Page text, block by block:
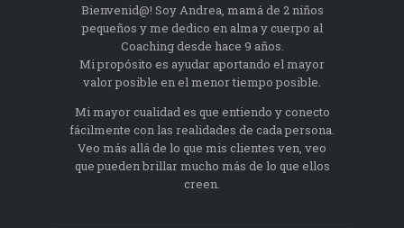
Bienvenid@! Soy Andrea, mamá de 2 niños
pequeños y me dedico en alma y cuerpo al
Coaching desde hace 9 años.
Mi propósito es ayudar aportando el mayor
valor posible en el menor tiempo posible.
Mi mayor cualidad es que entiendo y conecto
fácilmente con las realidades de cada persona.
Veo más allá de lo que mis clientes ven, veo
que pueden brillar mucho más de lo que ellos
creen.